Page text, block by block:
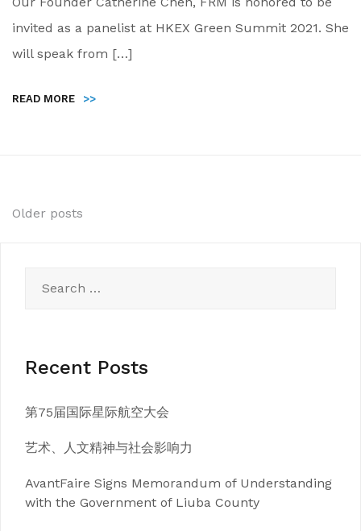
invited as a panelist at HKEX Green Summit 2021. She
will speak from […]
READ MORE >>
Posts
Older posts
for:
Recent Posts
第75届国际星际航空大会
艺术、人文精神与社会影响力
AvantFaire Signs Memorandum of Understanding
with the Government of Liuba County